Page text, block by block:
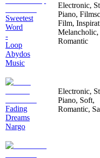
Sweetest
Word
-
Loop
Abydos
Music
Electronic,
Piano,
Film,
Melancholic,
Romantic
Fading
Dreams
Nargo
Electronic,
Piano, Soft,
Romantic,